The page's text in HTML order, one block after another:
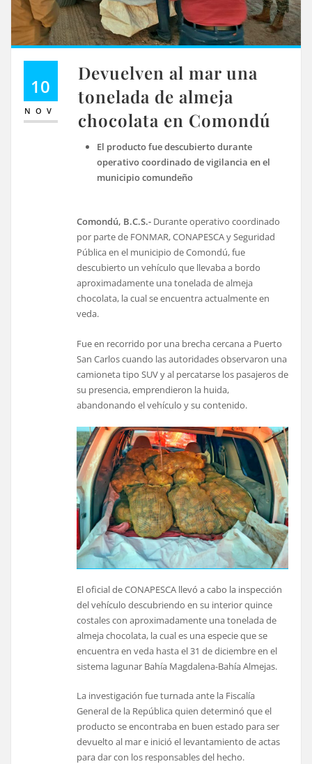
10
NOV
Devuelven al mar una
tonelada de almeja
chocolata en Comondú
El producto fue descubierto durante
operativo coordinado de vigilancia en el
municipio comundeño
Comondú, B.C.S.- Durante operativo coordinado
por parte de FONMAR, CONAPESCA y Seguridad
Pública en el municipio de Comondú, fue
descubierto un vehículo que llevaba a bordo
aproximadamente una tonelada de almeja
chocolata, la cual se encuentra actualmente en
veda.
Fue en recorrido por una brecha cercana a Puerto
San Carlos cuando las autoridades observaron una
camioneta tipo SUV y al percatarse los pasajeros de
su presencia, emprendieron la huida,
abandonando el vehículo y su contenido.
El oficial de CONAPESCA llevó a cabo la inspección
del vehículo descubriendo en su interior quince
costales con aproximadamente una tonelada de
almeja chocolata, la cual es una especie que se
encuentra en veda hasta el 31 de diciembre en el
sistema lagunar Bahía Magdalena-Bahía Almejas.
La investigación fue turnada ante la Fiscalía
General de la República quien determinó que el
producto se encontraba en buen estado para ser
devuelto al mar e inició el levantamiento de actas
para dar con los responsables del hecho.